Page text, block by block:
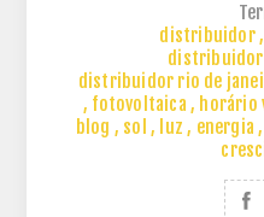
distribuidor,
distribuidor rio de
, fotovoltaica , horário
blog , sol , luz , energia ,